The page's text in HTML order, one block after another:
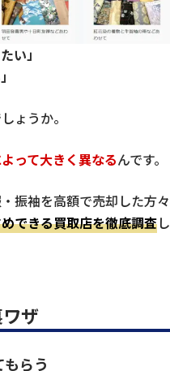
い」
ょうか。
って大きく異なるんです。
振袖を高額で売却した方々
できる買取店を徹底調査し
ザ
らう